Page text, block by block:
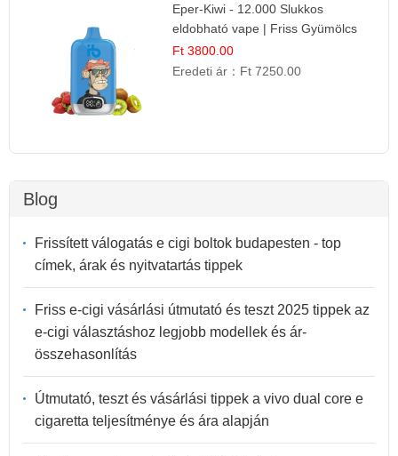
Eper-Kiwi - 12.000 Slukkos
eldobható vape | Friss Gyümölcs
Kombináció
Ft 3800.00
Eredeti ár： Ft 7250.00
Blog
Frissített válogatás e cigi boltok budapesten - top
címek, árak és nyitvatartás tippek
Friss e-cigi vásárlási útmutató és teszt 2025 tippek az
e-cigi választáshoz legjobb modellek és ár-
összehasonlítás
Útmutató, teszt és vásárlási tippek a vivo dual core e
cigaretta teljesítménye és ára alapján